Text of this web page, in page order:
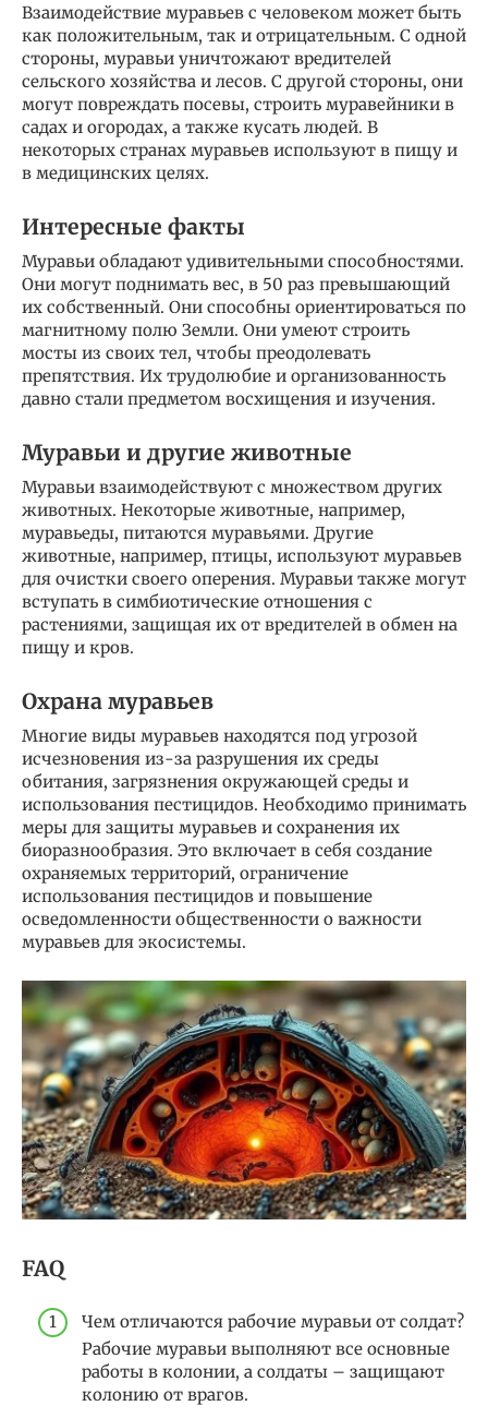
Взаимодействие муравьев с человеком может быть
как положительным, так и отрицательным. С одной
стороны, муравьи уничтожают вредителей
сельского хозяйства и лесов. С другой стороны, они
могут повреждать посевы, строить муравейники в
садах и огородах, а также кусать людей. В
некоторых странах муравьев используют в пищу и
в медицинских целях.
Интересные факты
Муравьи обладают удивительными способностями.
Они могут поднимать вес, в 50 раз превышающий
их собственный. Они способны ориентироваться по
магнитному полю Земли. Они умеют строить
мосты из своих тел, чтобы преодолевать
препятствия. Их трудолюбие и организованность
давно стали предметом восхищения и изучения.
Муравьи и другие животные
Муравьи взаимодействуют с множеством других
животных. Некоторые животные, например,
муравьеды, питаются муравьями. Другие
животные, например, птицы, используют муравьев
для очистки своего оперения. Муравьи также могут
вступать в симбиотические отношения с
растениями, защищая их от вредителей в обмен на
пищу и кров.
Охрана муравьев
Многие виды муравьев находятся под угрозой
исчезновения из-за разрушения их среды
обитания, загрязнения окружающей среды и
использования пестицидов. Необходимо принимать
меры для защиты муравьев и сохранения их
биоразнообразия. Это включает в себя создание
охраняемых территорий, ограничение
использования пестицидов и повышение
осведомленности общественности о важности
муравьев для экосистемы.
FAQ
Чем отличаются рабочие муравьи от солдат?
Рабочие муравьи выполняют все основные
работы в колонии, а солдаты – защищают
колонию от врагов.